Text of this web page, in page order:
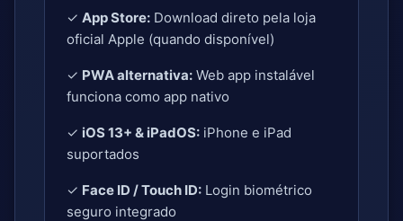
✓ App Store: Download direto pela loja
oficial Apple (quando disponível)
✓ PWA alternativa: Web app instalável
funciona como app nativo
✓ iOS 13+ & iPadOS: iPhone e iPad
suportados
✓ Face ID / Touch ID: Login biométrico
seguro integrado